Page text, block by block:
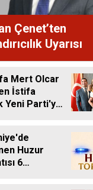
Çenet’ten
Uyarısı
Mert Olcar
İstifa
Yeni Parti'ye
Huzur
6